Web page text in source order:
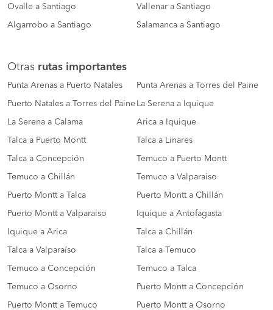
Ovalle a Santiago Vallenar a Santiago
Algarrobo a Santiago Salamanca a Santiago
Otras rutas importantes
Punta Arenas a Puerto Natales Punta Arenas a Torres del Paine
Puerto Natales a Torres del Paine La Serena a Iquique
La Serena a Calama Arica a Iquique
Talca a Puerto Montt Talca a Linares
Talca a Concepción Temuco a Puerto Montt
Temuco a Chillán Temuco a Valparaiso
Puerto Montt a Talca Puerto Montt a Chillán
Puerto Montt a Valparaiso Iquique a Antofagasta
Iquique a Arica Talca a Chillán
Talca a Valparaíso Talca a Temuco
Temuco a Concepción Temuco a Talca
Temuco a Osorno Puerto Montt a Concepción
Puerto Montt a Temuco Puerto Montt a Osorno